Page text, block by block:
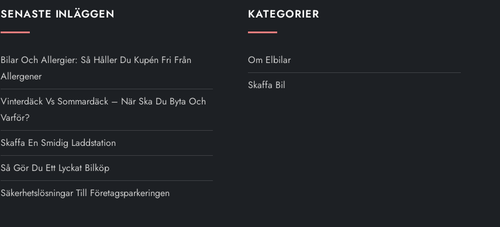
SENASTE INLÄGGEN
Bilar Och Allergier: Så Håller Du Kupén Fri Från
Allergener
Vinterdäck Vs Sommardäck – När Ska Du Byta Och
Varför?
Skaffa En Smidig Laddstation
Så Gör Du Ett Lyckat Bilköp
Säkerhetslösningar Till Företagsparkeringen
KATEGORIER
Om Elbilar
Skaffa Bil